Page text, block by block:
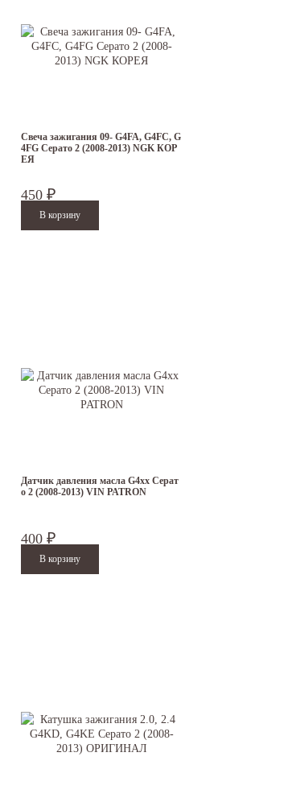
Свеча зажигания 09- G4FA, G4FC, G
4FG Серато 2 (2008-2013) NGK КОР
ЕЯ
450 ₽
Датчик давления масла G4xx Серат
о 2 (2008-2013) VIN PATRON
400 ₽